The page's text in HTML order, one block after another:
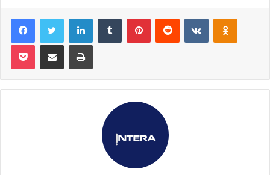
FacebookTwitter LinkedinTumblr PinterestReddit VK OK
Pocket Compartilhar via e-mail Imprimir